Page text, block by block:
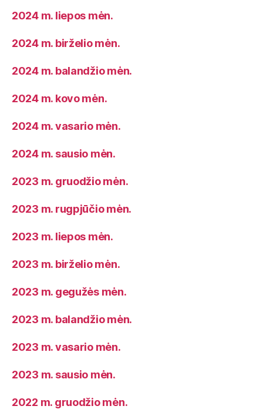
2024 m. liepos mėn.
2024 m. birželio mėn.
2024 m. balandžio mėn.
2024 m. kovo mėn.
2024 m. vasario mėn.
2024 m. sausio mėn.
2023 m. gruodžio mėn.
2023 m. rugpjūčio mėn.
2023 m. liepos mėn.
2023 m. birželio mėn.
2023 m. gegužės mėn.
2023 m. balandžio mėn.
2023 m. vasario mėn.
2023 m. sausio mėn.
2022 m. gruodžio mėn.